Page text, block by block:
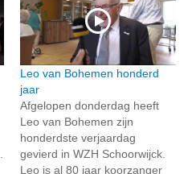
Leo van Bohemen honderd
jaar
Afgelopen donderdag heeft
Leo van Bohemen zijn
honderdste verjaardag
gevierd in WZH Schoorwijck.
Leo is al 80 jaar koorzanger